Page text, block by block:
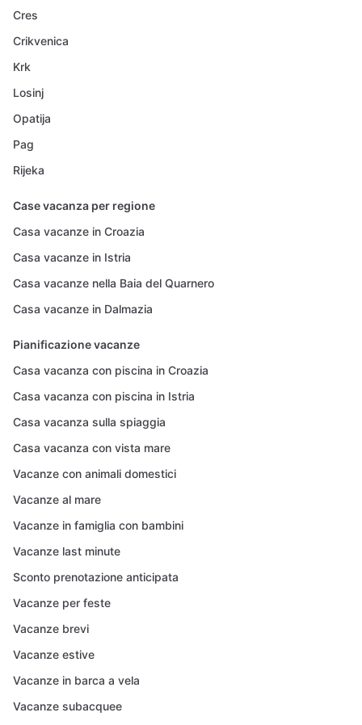
Cres
Crikvenica
Krk
Losinj
Opatija
Pag
Rijeka
Case vacanza per regione
Casa vacanze in Croazia
Casa vacanze in Istria
Casa vacanze nella Baia del Quarnero
Casa vacanze in Dalmazia
Pianificazione vacanze
Casa vacanza con piscina in Croazia
Casa vacanza con piscina in Istria
Casa vacanza sulla spiaggia
Casa vacanza con vista mare
Vacanze con animali domestici
Vacanze al mare
Vacanze in famiglia con bambini
Vacanze last minute
Sconto prenotazione anticipata
Vacanze per feste
Vacanze brevi
Vacanze estive
Vacanze in barca a vela
Vacanze subacquee